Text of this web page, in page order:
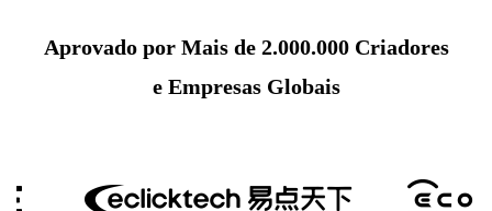
Aprovado por Mais de 2.000.000 Criadores
e Empresas Globais